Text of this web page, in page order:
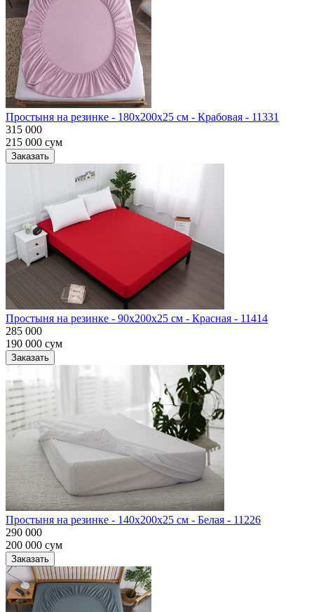
Простыня на резинке - 180x200x25 cм - Крабовая - 11331
315 000
215 000 сум
Заказать
Простыня на резинке - 90x200x25 cм - Красная - 11414
285 000
190 000 сум
Заказать
Простыня на резинке - 140x200x25 cм - Белая - 11226
290 000
200 000 сум
Заказать